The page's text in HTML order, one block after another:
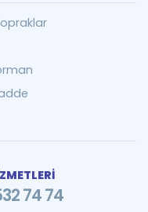
74 74